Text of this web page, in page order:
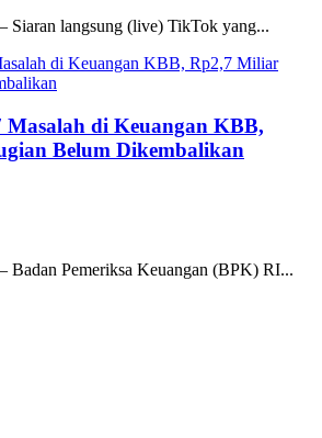
langsung (live) TikTok yang...
Masalah di Keuangan KBB,
Belum Dikembalikan
Pemeriksa Keuangan (BPK) RI...